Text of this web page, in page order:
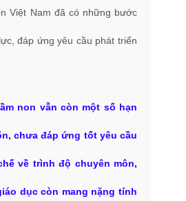
Việt Nam đã có những bước
đáp ứng yêu cầu phát triển
non vẫn còn một số hạn
chưa đáp ứng tốt yêu cầu
về trình độ chuyên môn,
dục còn mang nặng tính